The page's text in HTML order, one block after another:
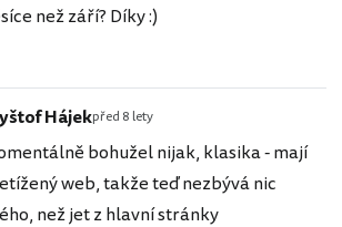
než září? Díky :)
Hájekpřed 8 lety
bohužel nijak, klasika - mají
web, takže teď nezbývá nic
než jet z hlavní stránky